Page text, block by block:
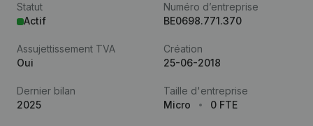
Statut
Actif
Numéro d’entreprise
BE0698.771.370
Assujettissement TVA
Oui
Création
25-06-2018
Dernier bilan
2025
Taille d'entreprise
Micro
0 FTE